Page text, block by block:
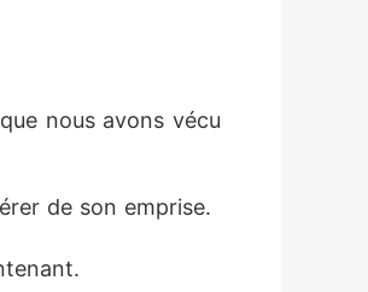
nous avons vécu
de son emprise.